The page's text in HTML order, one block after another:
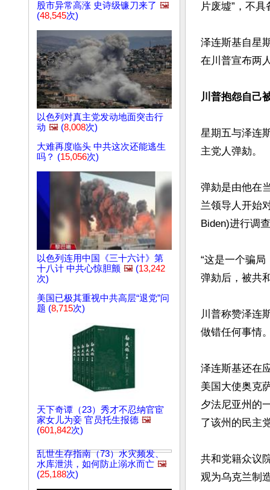
股市异常高涨 史诗级镰刀来了 🖼️
(48,545次)
以色列对真主党发动地面突击行
动 🖼️ (8,008次)
大难再度临头 中共这次还能逃生
吗？ (15,056次)
以色列连用中国《三十六计》第
十八计 中共心惊胆颤 🖼️ (13,242
次)
美国已极其重视中共高层“退党”问
题 (8,715次)
天下奇谭（23）秀才不忍纳官宦
家女儿为妾 官员托生报德 🖼️
(601,842次)
乱世生存指南（73）水灾频发、
水库泄洪，如何防止溺水而亡 🖼️
(25,188次)
片废墟”，不
泽连斯基自星
在川普宣布两
川普抱怨自己
星期五与泽连
主党人弹劾。
弹劾是由他在
兰领导人开始
Biden)进行调
“这是一个骗
弹劾后，被共
川普称赞泽连
做错任何事情
泽连斯基还在
美国大使奥克
夕法尼亚州的
了该州的民主
共和党籍众议
观为乌克兰制